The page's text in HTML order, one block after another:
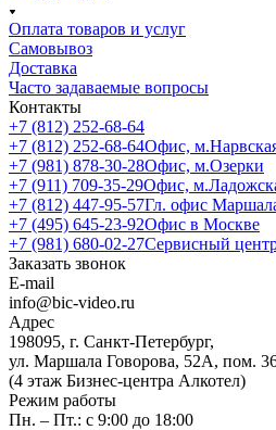
Оплата товаров и услуг
Самовывоз
Доставка
Часто задаваемые вопросы
Контакты
+7 (812) 252-68-64
+7 (812) 252-68-64Офис,
+7 (981) 878-30-28Офис, м.Озерки
+7 (911) 709-35-29Офис,
+7 (812) 447-95-57Гл. офис
+7 (495) 645-23-92Офис в Москве
+7 (981) 680-02-27Сервисный
Заказать звонок
E-mail
info@bic-video.ru
Адрес
198095, г. Санкт-Петербург,
ул. Маршала Говорова, 52А, пом.
(4 этаж Бизнес-центра Алкотел)
Режим работы
Пн. – Пт.: с 9:00 до 18:00